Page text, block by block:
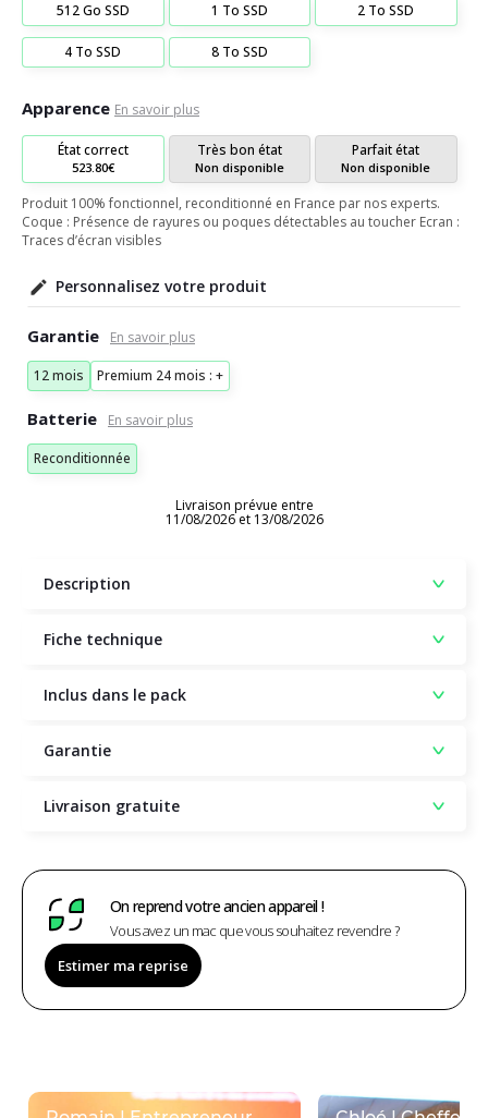
512 Go SSD 1 To SSD 2 To SSD
4 To SSD 8 To SSD
Apparence En savoir plus
État correct
523.80€
Très bon état
Non disponible
Parfait état
Non disponible
Produit 100% fonctionnel, reconditionné en France par nos experts.
Coque : Présence de rayures ou poques détectables au toucher Ecran :
Traces d’écran visibles
Personnalisez votre produit
Garantie
12 mois Premium 24 mois : +
Batterie
Reconditionnée
Livraison prévue entre
11/08/2026 et 13/08/2026
Description
Fiche technique
Inclus dans le pack
Garantie
Livraison gratuite
On reprend votre ancien appareil !
Vous avez un mac que vous souhaitez revendre ?
Estimer ma reprise